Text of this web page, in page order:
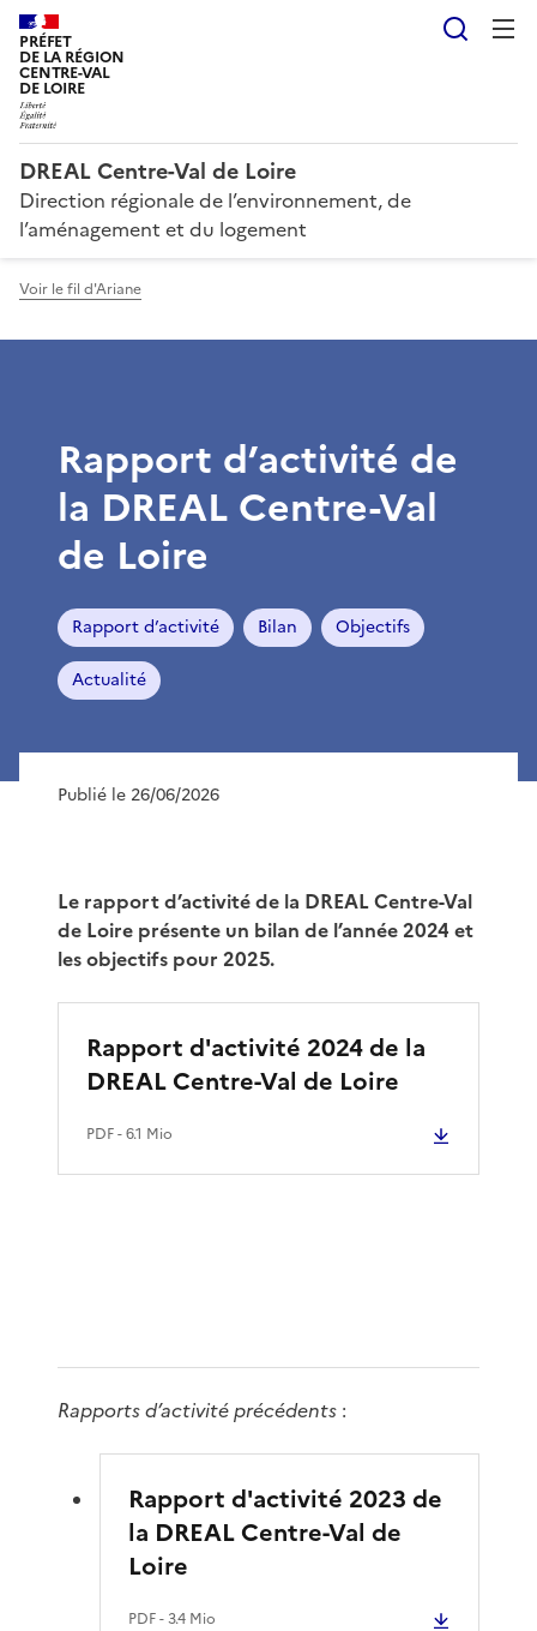
PRÉFET
DE LA RÉGION
CENTRE-VAL
DE LOIRE
DREAL Centre-Val de Loire
Direction régionale de l’environnement, de
l’aménagement et du logement
Voir le fil d'Ariane
Rapport d’activité de
la DREAL Centre-Val
de Loire
Rapport d’activité Bilan Objectifs
Actualité
Publié le 26/06/2026
Le rapport d’activité de la DREAL Centre-Val
de Loire présente un bilan de l’année 2024 et
les objectifs pour 2025.
Rapport d'activité 2024 de la
DREAL Centre-Val de Loire
PDF- 6.1 Mio
Rapports d’activité précédents :
Rapport d'activité 2023 de
la DREAL Centre-Val de
Loire
PDF- 3.4 Mio